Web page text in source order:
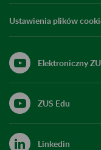
Ustawienia plików
Elektroniczny
ZUS Edu
Linkedin